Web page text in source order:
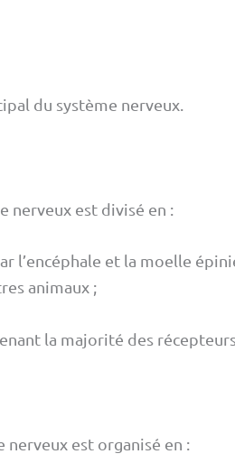
du système nerveux.
nerveux est divisé en :
l’encéphale et la moelle
animaux ;
la majorité des
est organisé en :